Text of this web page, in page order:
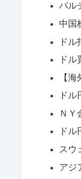
バル
中国
ド
ド
【
ド
Ｎ
ド
スウ
アジ